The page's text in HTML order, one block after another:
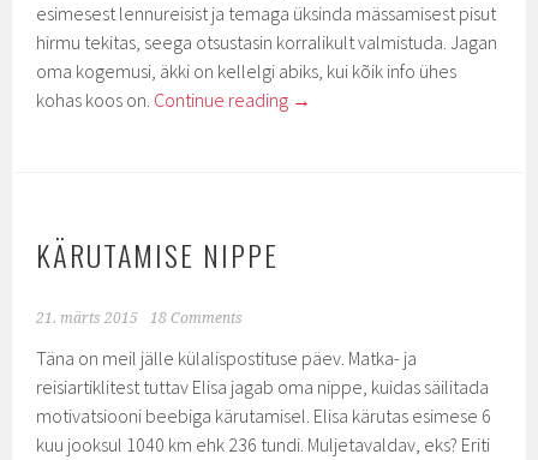
esimesest lennureisist ja temaga üksinda mässamisest pisut
hirmu tekitas, seega otsustasin korralikult valmistuda. Jagan
oma kogemusi, äkki on kellelgi abiks, kui kõik info ühes
kohas koos on. Continue reading →
KÄRUTAMISE NIPPE
21. märts 2015 18 Comments
Täna on meil jälle külalispostituse päev. Matka- ja
reisiartiklitest tuttav Elisa jagab oma nippe, kuidas säilitada
motivatsiooni beebiga kärutamisel. Elisa kärutas esimese 6
kuu jooksul 1040 km ehk 236 tundi. Muljetavaldav, eks? Eriti